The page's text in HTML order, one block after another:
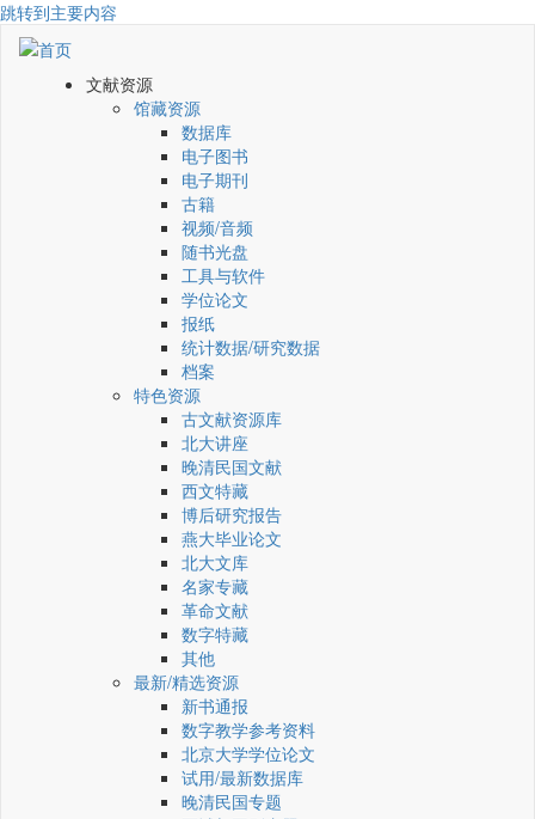
跳转到主要内容
文献资源
馆藏资源
数据库
电子图书
电子期刊
古籍
视频/音频
随书光盘
工具与软件
学位论文
报纸
统计数据/研究数据
档案
特色资源
古文献资源库
北大讲座
晚清民国文献
西文特藏
博后研究报告
燕大毕业论文
北大文库
名家专藏
革命文献
数字特藏
其他
最新/精选资源
新书通报
数字教学参考资料
北京大学学位论文
试用/最新数据库
晚清民国专题